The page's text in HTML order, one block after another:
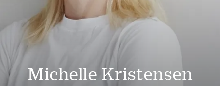
Michelle Kristensen